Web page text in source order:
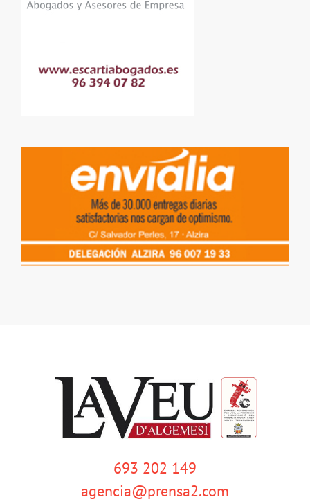
693 202 149
agencia@prensa2.com